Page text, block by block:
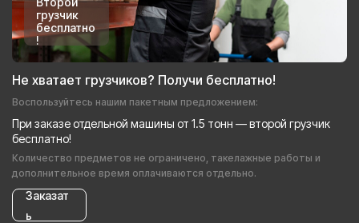
грузчик
бесплатно
!
Не хватает грузчиков? Получи бесплатно!
Воспользуйтесь нашим пакетным предложением:
При заказе отдельной машины от 1.5 тонн — второй грузчик
бесплатно!
Количество предметов не ограничено, такелажные работы и
дополнительное время оплачиваются отдельно.
Заказат
ь